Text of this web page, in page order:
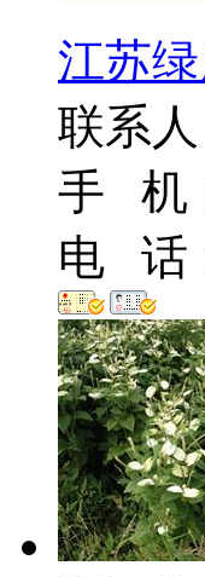
江苏
联系
手 机
电 话